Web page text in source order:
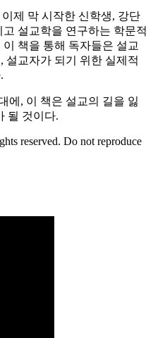
제 막 시작한 신학생, 강단
설교학을 연구하는 학문적
책을 통해 독자들은 설교
설교자가 되기 위한 실제적
에, 이 책은 설교의 길을 잃
될 것이다.
reserved. Do not reproduce